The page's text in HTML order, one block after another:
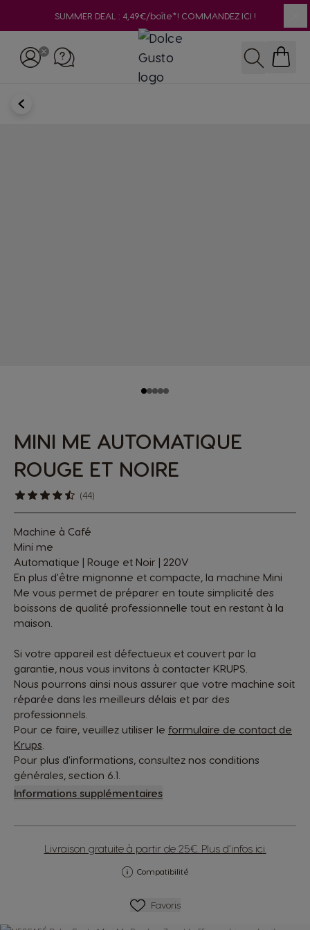
SUMMER DEAL : 4,49€/boîte*! COMMANDEZ ICI !
Rechercher
RETOUR
MINI ME AUTOMATIQUE
ROUGE ET NOIRE
(44)
Machine à Café
Mini me
Automatique | Rouge et Noir | 220V
En plus d'être mignonne et compacte, la machine Mini
Me vous permet de préparer en toute simplicité des
boissons de qualité professionnelle tout en restant à la
maison.
Si votre appareil est défectueux et couvert par la
garantie, nous vous invitons à contacter KRUPS.
Nous pourrons ainsi nous assurer que votre machine soit
réparée dans les meilleurs délais et par des
professionnels.
Pour ce faire, veuillez utiliser le formulaire de contact de
Krups
Pour plus d'informations, consultez nos conditions
générales, section 6.1.
Informations supplémentaires
Compatibilité
Livraison gratuite à partir de 25€. Plus d’infos ici.
Ajouter Aux Favoris
Favoris